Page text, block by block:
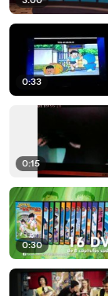
0:33
0:15
0:30